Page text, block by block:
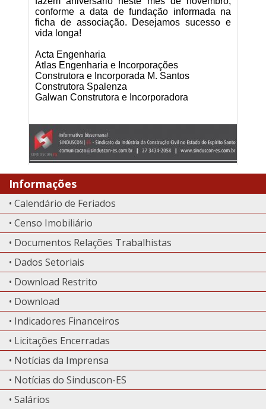
conforme a data de fundação informada na
ficha de associação. Desejamos sucesso e
vida longa!
Acta Engenharia
Atlas Engenharia e Incorporações
Construtora e Incorporada M. Santos
Construtora Spalenza
Galwan Construtora e Incorporadora
Informações
• Calendário de Feriados
• Censo Imobiliário
• Documentos Relações Trabalhistas
• Dados Setoriais
• Download Restrito
• Download
• Indicadores Financeiros
• Licitações Encerradas
• Notícias da Imprensa
• Notícias do Sinduscon-ES
• Salários